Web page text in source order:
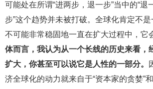
可能处在所谓“进两步，退一步”当中的“退
步”这个趋势并未被打破。全球化肯定不是
不可能非常稳固地一直在扩大过程中，它
体而言，我认为从一个长线的历史来看，
扩大，你甚至可以说它是人性的一部分。
济全球化的动力就来自于“资本家的贪婪”和